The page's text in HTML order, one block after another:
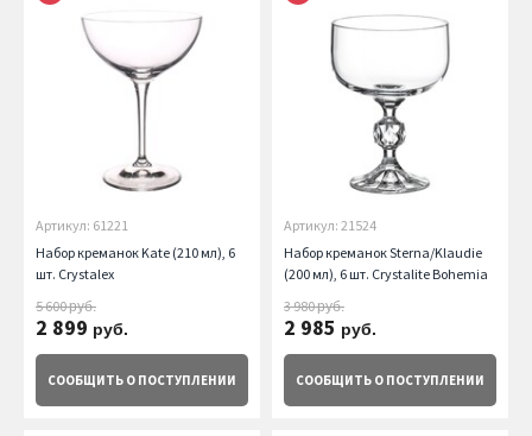
Артикул: 61221
Набор креманок Kate (210 мл), 6
шт. Crystalex
5 600руб.
2 899 руб.
СООБЩИТЬ О ПОСТУПЛЕНИИ
Артикул: 21524
Набор креманок Sterna/Klaudie
(200 мл), 6 шт. Crystalite Bohemia
3 980руб.
2 985 руб.
СООБЩИТЬ О ПОСТУПЛЕНИИ